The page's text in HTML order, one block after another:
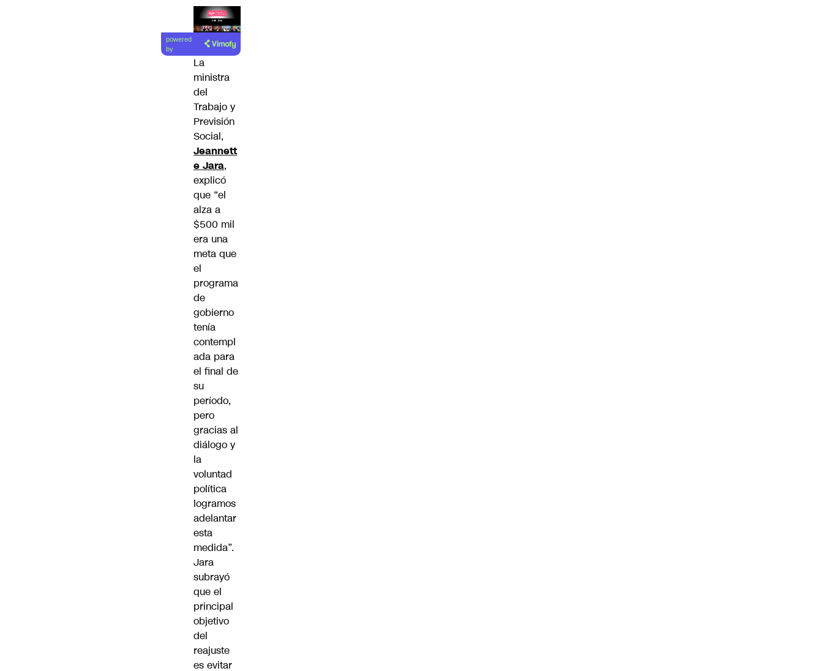
Lea el
artículo
powered
by
La
ministra
del
Trabajo y
Previsión
Social,
Jeannett
e Jara,
explicó
que “el
alza a
$500 mil
era una
meta que
el
programa
de
gobierno
tenía
contempl
ada para
el final de
su
período,
pero
gracias al
diálogo y
la
voluntad
política
logramos
adelantar
esta
medida”.
Jara
subrayó
que el
principal
objetivo
del
reajuste
es evitar